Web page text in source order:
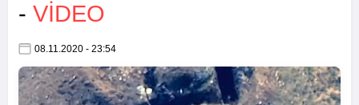
- VİDEO
08.11.2020 - 23:54